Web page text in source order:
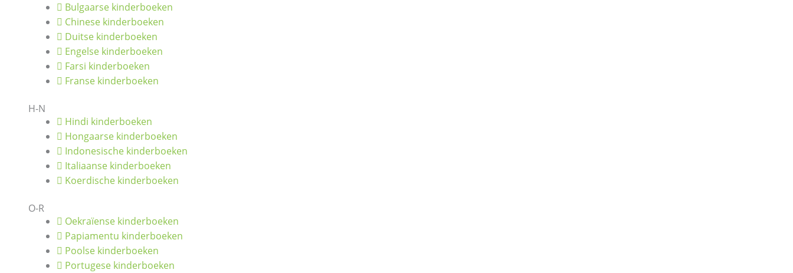
Bulgaarse kinderboeken
Chinese kinderboeken
Duitse kinderboeken
Engelse kinderboeken
Farsi kinderboeken
Franse kinderboeken
H-N
Hindi kinderboeken
Hongaarse kinderboeken
Indonesische kinderboeken
Italiaanse kinderboeken
Koerdische kinderboeken
O-R
Oekraïense kinderboeken
Papiamentu kinderboeken
Poolse kinderboeken
Portugese kinderboeken